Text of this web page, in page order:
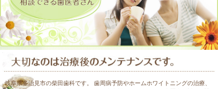
岐阜県多治見市の柴田歯科です。 歯周病予防やホームホワイトニングの治療、